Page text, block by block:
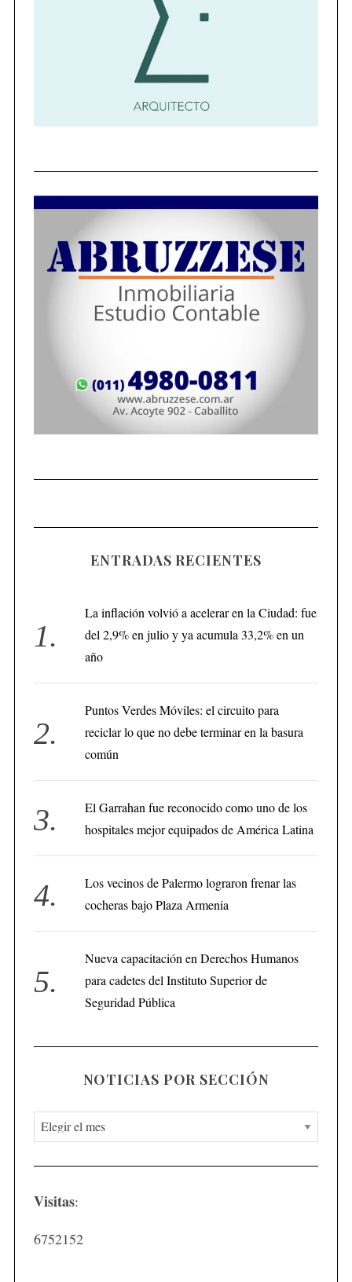
ENTRADAS RECIENTES
La inflación volvió a acelerar en la Ciudad: fue
del 2,9% en julio y ya acumula 33,2% en un
año
Puntos Verdes Móviles: el circuito para
reciclar lo que no debe terminar en la basura
común
El Garrahan fue reconocido como uno de los
hospitales mejor equipados de América Latina
Los vecinos de Palermo lograron frenar las
cocheras bajo Plaza Armenia
Nueva capacitación en Derechos Humanos
para cadetes del Instituto Superior de
Seguridad Pública
NOTICIAS POR SECCIÓN
N
o
t
c
i
Visitas:
6752152